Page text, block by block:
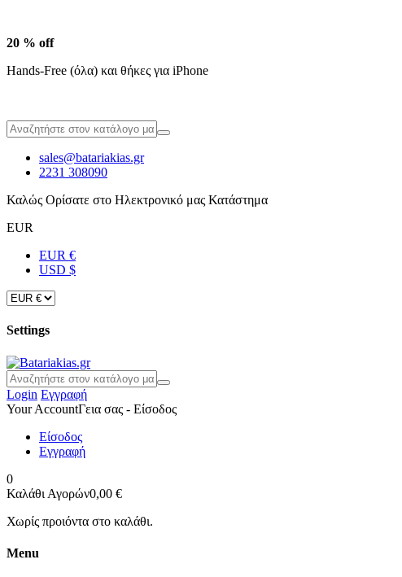
20 % off
Hands-Free (όλα) και θήκες για iPhone
sales@batariakias.gr
2231 308090
Καλώς Ορίσατε στο Ηλεκτρονικό μας Κατάστημα
EUR
EUR €
USD $
Settings
Login Εγγραφή
Your AccountΓεια σας - Είσοδος
Είσοδος
Εγγραφή
0
Καλάθι Αγορών0,00 €
Χωρίς προιόντα στο καλάθι.
Menu